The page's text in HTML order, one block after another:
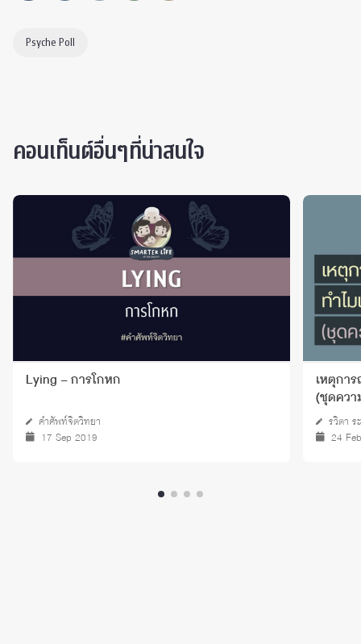
Psyche Poll
คอนเท็นต์อื่นๆที่น่าสนใจ
Lying – การโกหก
คำศัพท์จิตวิทยา
17 Sep 2019
เหตุกา
(ชุดคว
รวิตา ร
24